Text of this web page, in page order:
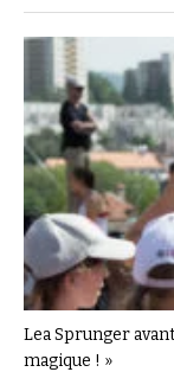
Lea Sprunger
magique ! »